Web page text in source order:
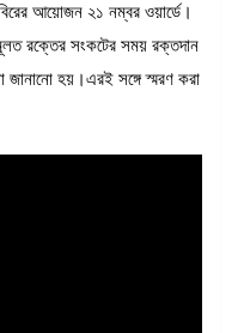
আয়োজন ২১ নম্বর ওয়ার্ডে।
রক্তের সংকটের সময় রক্তদান
জানানো হয়।এরই সঙ্গে স্মরণ করা